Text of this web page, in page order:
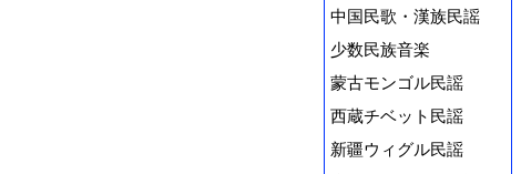
中国民歌・漢族民謡
少数民族音楽
蒙古モンゴル民謡
西蔵チベット民謡
新疆ウィグル民謡